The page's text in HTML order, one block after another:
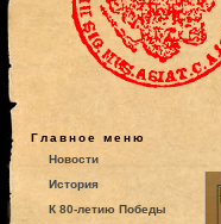
Главное меню
Новости
История
К 80-летию Победы